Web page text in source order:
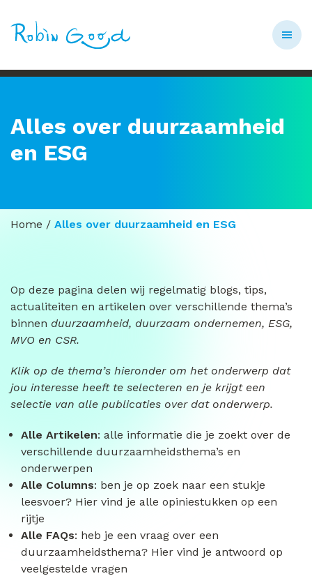
Alles over duurzaamheid
en ESG
Home / Alles over duurzaamheid en ESG
Op deze pagina delen wij regelmatig blogs, tips,
actualiteiten en artikelen over verschillende thema’s
binnen duurzaamheid, duurzaam ondernemen, ESG,
MVO en CSR.
Klik op de thema’s hieronder om het onderwerp dat
jou interesse heeft te selecteren en je krijgt een
selectie van alle publicaties over dat onderwerp.
Alle Artikelen: alle informatie die je zoekt over de
verschillende duurzaamheidsthema’s en
onderwerpen
Alle Columns: ben je op zoek naar een stukje
leesvoer? Hier vind je alle opiniestukken op een
rijtje
Alle FAQs: heb je een vraag over een
duurzaamheidsthema? Hier vind je antwoord op
veelgestelde vragen